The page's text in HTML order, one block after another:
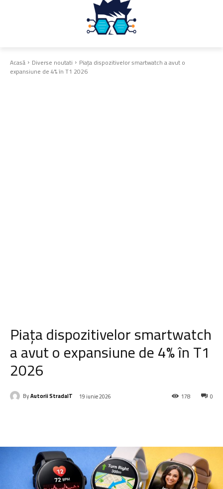
Acasă Diverse noutati Piața dispozitivelor smartwatch a avut o
expansiune de 4% în T1 2026
Piața dispozitivelor smartwatch
a avut o expansiune de 4% în T1
2026
ByAutorii StradaIT 19 iunie 2026 0
178